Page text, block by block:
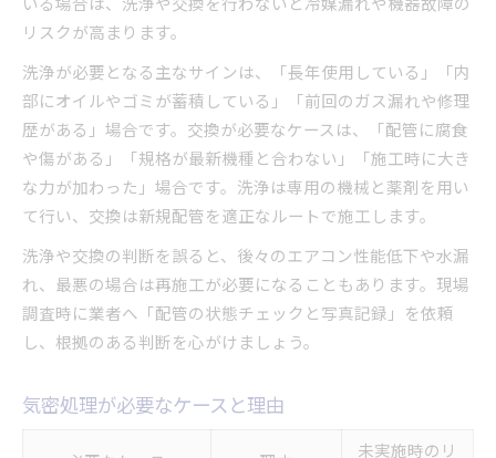
リスクが高まります。
洗浄が必要となる主なサインは、「長年使用している」「内
部にオイルやゴミが蓄積している」「前回のガス漏れや修理
歴がある」場合です。交換が必要なケースは、「配管に腐食
や傷がある」「規格が最新機種と合わない」「施工時に大き
な力が加わった」場合です。洗浄は専用の機械と薬剤を用い
て行い、交換は新規配管を適正なルートで施工します。
洗浄や交換の判断を誤ると、後々のエアコン性能低下や水漏
れ、最悪の場合は再施工が必要になることもあります。現場
調査時に業者へ「配管の状態チェックと写真記録」を依頼
し、根拠のある判断を心がけましょう。
気密処理が必要なケースと理由
未実施時のリ